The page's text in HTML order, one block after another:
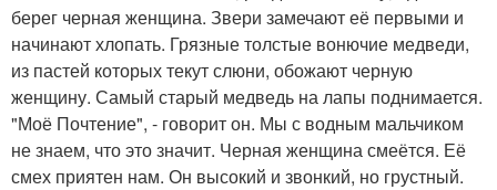
берег черная женщина. Звери замечают её первыми и
начинают хлопать. Грязные толстые вонючие медведи,
из пастей которых текут слюни, обожают черную
женщину. Самый старый медведь на лапы поднимается.
"Моё Почтение", - говорит он. Мы с водным мальчиком
не знаем, что это значит. Черная женщина смеётся. Её
смех приятен нам. Он высокий и звонкий, но грустный.